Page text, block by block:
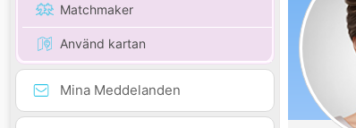
Matchmaker
Använd kartan
Mina Meddelanden